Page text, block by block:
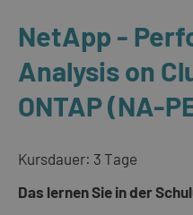
NetApp -
Analysis on
ONTAP (NA-
Kursdauer: 3 Tage
Das lernen Sie in der